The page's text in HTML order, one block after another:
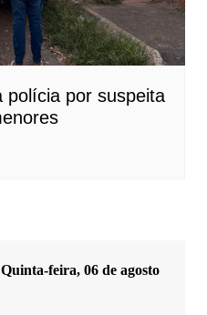
polícia por suspeita
Quinta-feira, 06 de agosto